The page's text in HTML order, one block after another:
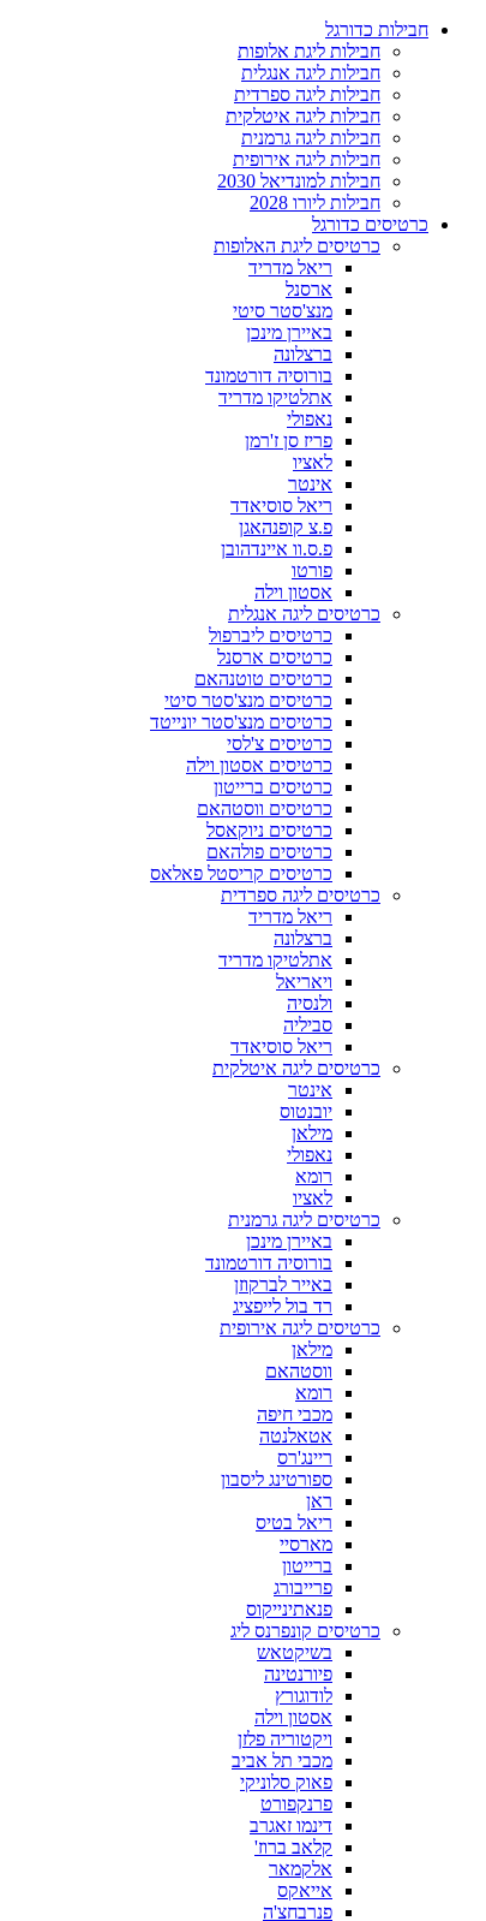
חבילות כדורגל
חבילות ליגת אלופות
חבילות ליגה אנגלית
חבילות ליגה ספרדית
חבילות ליגה איטלקית
חבילות ליגה גרמנית
חבילות ליגה אירופית
חבילות למונדיאל 2030
חבילות ליורו 2028
כרטיסים כדורגל
כרטיסים ליגת האלופות
ריאל מדריד
ארסנל
מנצ'סטר סיטי
באיירן מינכן
ברצלונה
בורוסיה דורטמונד
אתלטיקו מדריד
נאפולי
פריז סן ז'רמן
לאציו
אינטר
ריאל סוסיאדד
פ.צ קופנהאגן
פ.ס.וו איינדהובן
פורטו
אסטון וילה
כרטיסים ליגה אנגלית
כרטיסים ליברפול
כרטיסים ארסנל
כרטיסים טוטנהאם
כרטיסים מנצ'סטר סיטי
כרטיסים מנצ'סטר יונייטד
כרטיסים צ'לסי
כרטיסים אסטון וילה
כרטיסים ברייטון
כרטיסים ווסטהאם
כרטיסים ניוקאסל
כרטיסים פולהאם
כרטיסים קריסטל פאלאס
כרטיסים ליגה ספרדית
ריאל מדריד
ברצלונה
אתלטיקו מדריד
ויאריאל
ולנסיה
סביליה
ריאל סוסיאדד
כרטיסים ליגה איטלקית
אינטר
יובנטוס
מילאן
נאפולי
רומא
לאציו
כרטיסים ליגה גרמנית
באיירן מינכן
בורוסיה דורטמונד
באייר לברקוזן
רד בול לייפציג
כרטיסים ליגה אירופית
מילאן
ווסטהאם
רומא
מכבי חיפה
אטאלנטה
ריינג'רס
ספורטינג ליסבון
ראן
ריאל בטיס
מארסיי
ברייטון
פרייבורג
פנאתינייקוס
כרטיסים קונפרנס ליג
בשיקטאש
פיורנטינה
לודוגורץ
אסטון וילה
ויקטוריה פלזן
מכבי תל אביב
פאוק סלוניקי
פרנקפורט
דינמו זאגרב
קלאב ברוז'
אלקמאר
אייאקס
פנרבחצ'ה